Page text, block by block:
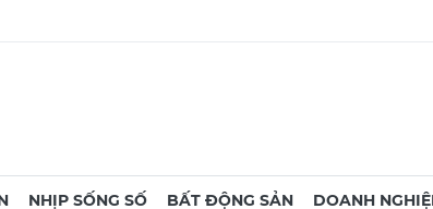
NHỊP SỐNG SỐ BẤT ĐỘNG SẢN DOANH NGHIỆP